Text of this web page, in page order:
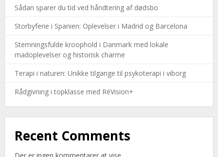
Sådan sparer du tid ved håndtering af dødsbo
Storbyferie i Spanien: Oplevelser i Madrid og Barcelona
Stemningsfulde kroophold i Danmark med lokale
madoplevelser og historisk charme
Terapi i naturen: Unikke tilgange til psykoterapi i viborg
Rådgivning i topklasse med RéVision+
Recent Comments